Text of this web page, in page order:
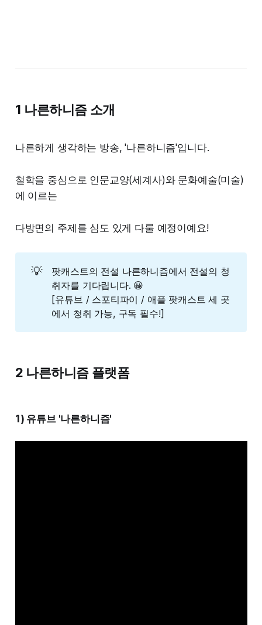
1 나른하니즘 소개
나른하게 생각하는 방송, '나른하니즘'입니다.
철학을 중심으로 인문교양(세계사)와 문화예술(미술)
에 이르는
다방면의 주제를 심도 있게 다룰 예정이예요!
💡
팟캐스트의 전설 나른하니즘에서 전설의 청
취자를 기다립니다. 😀
[유튜브 / 스포티파이 / 애플 팟캐스트 세 곳
에서 청취 가능, 구독 필수!]
2 나른하니즘 플랫폼
1) 유튜브 '나른하니즘'